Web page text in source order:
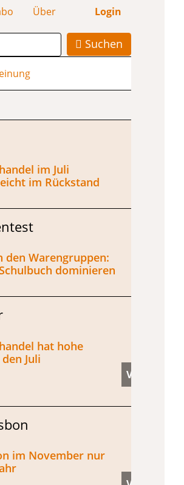
Über Login
Suchen
im Juli
im Rückstand
den Warengruppen:
dominieren
hat hohe
Juli
im November nur